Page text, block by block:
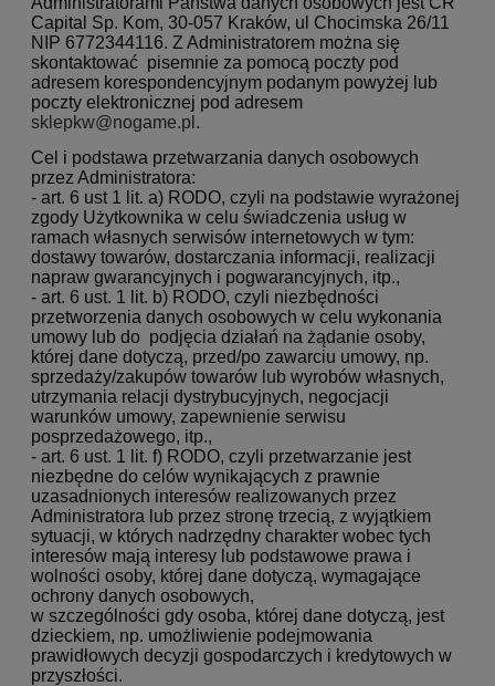
Capital Sp. Kom, 30-057 Kraków, ul Chocimska 26/11
NIP 6772344116. Z Administratorem można się
skontaktować pisemnie za pomocą poczty pod
adresem korespondencyjnym podanym powyżej lub
poczty elektronicznej pod adresem
sklepkw@nogame.pl .
Cel i podstawa przetwarzania danych osobowych
przez Administratora:
- art. 6 ust 1 lit. a) RODO, czyli na podstawie wyrażonej
zgody Użytkownika w celu świadczenia usług w
ramach własnych serwisów internetowych w tym:
dostawy towarów, dostarczania informacji, realizacji
napraw gwarancyjnych i pogwarancyjnych, itp.,
- art. 6 ust. 1 lit. b) RODO, czyli niezbędności
przetworzenia danych osobowych w celu wykonania
umowy lub do podjęcia działań na żądanie osoby,
której dane dotyczą, przed/po zawarciu umowy, np.
sprzedaży/zakupów towarów lub wyrobów własnych,
utrzymania relacji dystrybucyjnych, negocjacji
warunków umowy, zapewnienie serwisu
posprzedażowego, itp.,
- art. 6 ust. 1 lit. f) RODO, czyli przetwarzanie jest
niezbędne do celów wynikających z prawnie
uzasadnionych interesów realizowanych przez
Administratora lub przez stronę trzecią, z wyjątkiem
sytuacji, w których nadrzędny charakter wobec tych
interesów mają interesy lub podstawowe prawa i
wolności osoby, której dane dotyczą, wymagające
ochrony danych osobowych,
w szczególności gdy osoba, której dane dotyczą, jest
dzieckiem, np. umożliwienie podejmowania
prawidłowych decyzji gospodarczych i kredytowych w
przyszłości.